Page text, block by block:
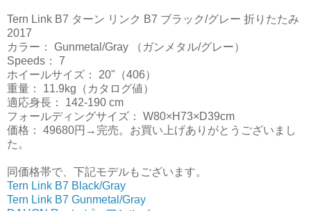
Tern Link B7 ターン リンク B7 ブラック/グレー 折りたたみ
2017
カラー： Gunmetal/Gray （ガンメタル/グレー）
Speeds： 7
ホイールサイズ： 20"（406）
重量： 11.9kg（カタログ値）
適応身長： 142-190 cm
フォールディングサイズ： W80×H73×D39cm
価格： 49680円→完売。お買い上げありがとうございまし
た。
同価格帯で、下記モデルもございます。
Tern Link B7 Black/Gray
Tern Link B7 Gunmetal/Gray